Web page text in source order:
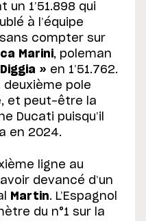
1’51.898 qui
à l’équipe
sans compter sur
Marini, poleman
» en 1’51.762.
deuxième pole
et peut-être la
Ducati puisqu’il
en 2024.
ligne au
devancé d’un
Martin. L’Espagnol
du n°1 sur la